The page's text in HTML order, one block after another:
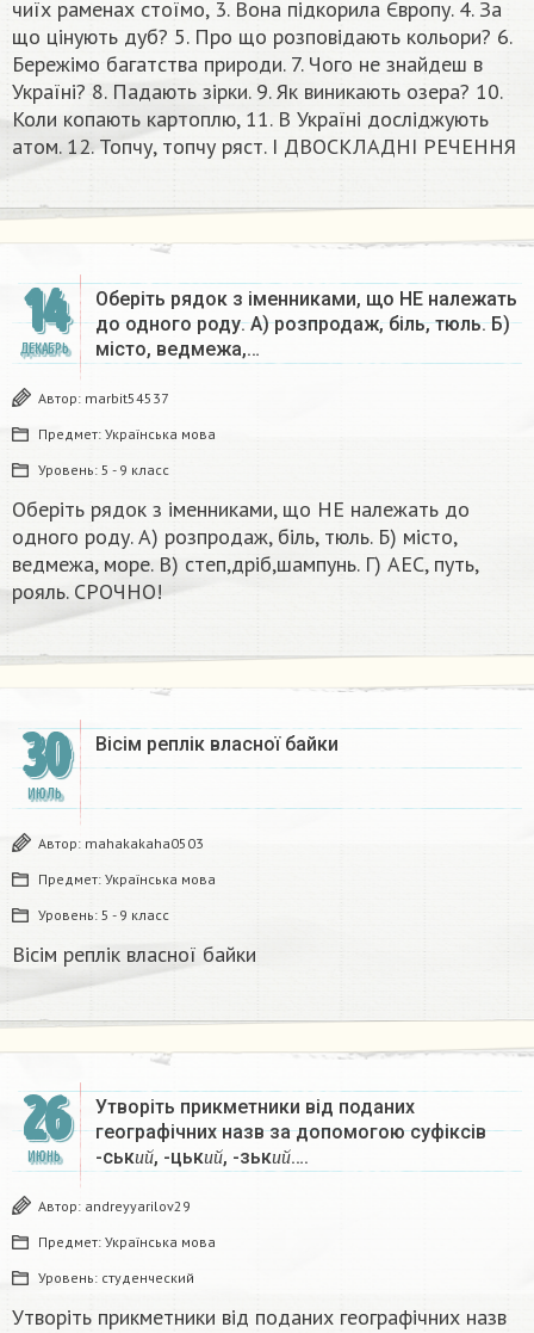
чиїх раменах стоїмо, 3. Вона підкорила Європу. 4. За
що цінують дуб? 5. Про що розповідають кольори? 6.
Бережімо багатства природи. 7. Чого не знайдеш в
Україні? 8. Падають зірки. 9. Як виникають озера? 10.
Коли копають картоплю, 11. В Україні дослiджують
атом. 12. Топчу, топчу ряст. I ДВОСКЛАДНІ РЕЧЕННЯ​
14
ДЕКАБРЬ
Оберіть рядок з іменниками, що НЕ належать
до одного роду. А) розпродаж, біль, тюль. Б)
місто, ведмежа,…
Автор: marbit54537
Предмет: Українська мова
Уровень: 5 - 9 класс
Оберіть рядок з іменниками, що НЕ належать до
одного роду. А) розпродаж, біль, тюль. Б) місто,
ведмежа, море. В) степ,дріб,шампунь. Г) АЕС, путь,
рояль. СРОЧНО!
30
ИЮЛЬ
Вісім реплік власної байки​
Автор: mahakakaha0503
Предмет: Українська мова
Уровень: 5 - 9 класс
Вісім реплік власної байки​
26
ИЮНЬ
Утворіть прикметники від поданих
географічних назв за допомогою суфіксів
-ськи й
ий
, -цьки й
ий
, -зьки й
ий
….
Автор: andreyyarilov29
Предмет: Українська мова
Уровень: студенческий
Утворіть прикметники від поданих географічних назв